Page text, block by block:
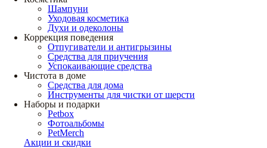
Шампуни
Уходовая косметика
Духи и одеколоны
Коррекция поведения
Отпугиватели и антигрызины
Средства для приучения
Успокаивающие средства
Чистота в доме
Средства для дома
Инструменты для чистки от шерсти
Наборы и подарки
Petbox
Фотоальбомы
PetMerch
Акции и скидки